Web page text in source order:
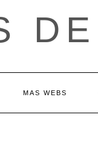
MAS WEBS